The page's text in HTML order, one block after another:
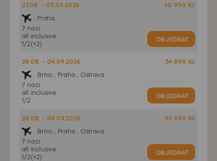
27.08. - 03.09.2026
Praha
7 nocí
all inclusive
1/2(+2)
40 990 Kč
OBJEDNAT
28.08. - 04.09.2026
Brno , Praha , Ostrava
7 nocí
all inclusive
1/2
34 890 Kč
OBJEDNAT
28.08. - 04.09.2026
Brno , Praha , Ostrava
7 nocí
all inclusive
1/2(+2)
39 690 Kč
OBJEDNAT